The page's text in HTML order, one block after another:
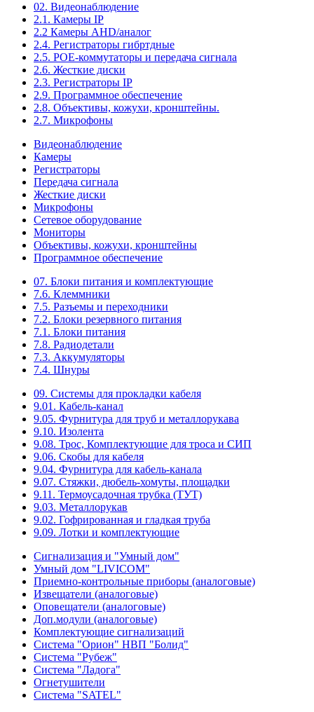
02. Видеонаблюдение
2.1. Камеры IP
2.2 Камеры AHD/аналог
2.4. Регистраторы гибртдные
2.5. РОЕ-коммутаторы и передача сигнала
2.6. Жесткие диски
2.3. Регистраторы IP
2.9. Программное обеспечение
2.8. Объективы, кожухи, кронштейны.
2.7. Микрофоны
Видеонаблюдение
Камеры
Регистраторы
Передача сигнала
Жесткие диски
Микрофоны
Сетевое оборудование
Мониторы
Объективы, кожухи, кронштейны
Программное обеспечение
07. Блоки питания и комплектующие
7.6. Клеммники
7.5. Разъемы и переходники
7.2. Блоки резервного питания
7.1. Блоки питания
7.8. Радиодетали
7.3. Аккумуляторы
7.4. Шнуры
09. Системы для прокладки кабеля
9.01. Кабель-канал
9.05. Фурнитура для труб и металлорукава
9.10. Изолента
9.08. Трос, Комплектующие для троса и СИП
9.06. Скобы для кабеля
9.04. Фурнитура для кабель-канала
9.07. Стяжки, дюбель-хомуты, площадки
9.11. Термоусадочная трубка (ТУТ)
9.03. Металлорукав
9.02. Гофрированная и гладкая труба
9.09. Лотки и комплектующие
Сигнализация и "Умный дом"
Умный дом "LIVICOM"
Приемно-контрольные приборы (аналоговые)
Извещатели (аналоговые)
Оповещатели (аналоговые)
Доп.модули (аналоговые)
Комплектующие сигнализаций
Система "Орион" НВП "Болид"
Система "Рубеж"
Система "Ладога"
Огнетушители
Система "SATEL"